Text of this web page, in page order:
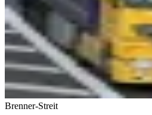
Brenner-Streit